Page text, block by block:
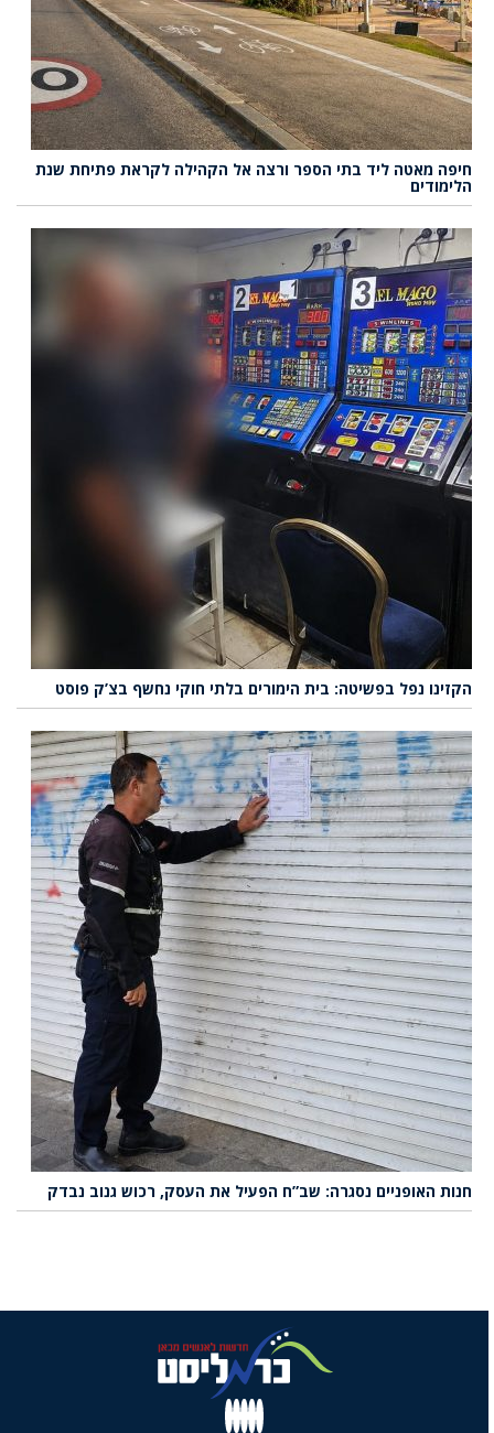
חיפה מאטה ליד בתי הספר ורצה אל הקהילה לקראת פתיחת שנת
הלימודים
הקזינו נפל בפשיטה: בית הימורים בלתי חוקי נחשף בצ’ק פוסט
חנות האופניים נסגרה: שב”ח הפעיל את העסק, רכוש גנוב נבדק